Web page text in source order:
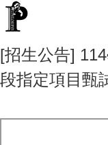
[招生公告]
段指定項目甄